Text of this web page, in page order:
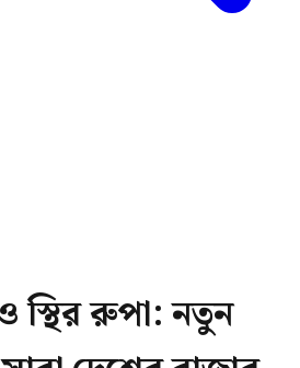
স্থির রুপা: নতুন